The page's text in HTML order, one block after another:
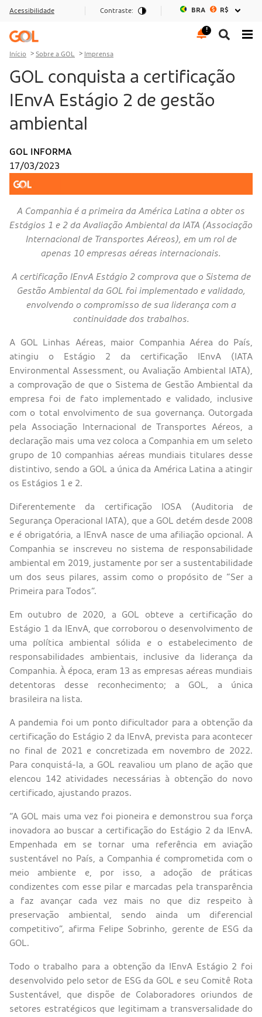
Ir para o menu
Ir para o conteúdo
Ir para o rodapé
Acessibilidade Contraste: BRA R$
Início Sobre a GOL Imprensa
GOL conquista a certificação
IEnvA Estágio 2 de gestão
ambiental
GOL INFORMA
17/03/2023
A Companhia é a primeira da América Latina a obter os
Estágios 1 e 2 da Avaliação Ambiental da IATA (Associação
Internacional de Transportes Aéreos), em um rol de
apenas 10 empresas aéreas internacionais.
A certificação IEnvA Estágio 2 comprova que o Sistema de
Gestão Ambiental da GOL foi implementado e validado,
envolvendo o compromisso de sua liderança com a
continuidade dos trabalhos.
A GOL Linhas Aéreas, maior Companhia Aérea do País,
atingiu o Estágio 2 da certificação IEnvA (IATA
Environmental Assessment, ou Avaliação Ambiental IATA),
a comprovação de que o Sistema de Gestão Ambiental da
empresa foi de fato implementado e validado, inclusive
com o total envolvimento de sua governança. Outorgada
pela Associação Internacional de Transportes Aéreos, a
declaração mais uma vez coloca a Companhia em um seleto
grupo de 10 companhias aéreas mundiais titulares desse
distintivo, sendo a GOL a única da América Latina a atingir
os Estágios 1 e 2.
Diferentemente da certificação IOSA (Auditoria de
Segurança Operacional IATA), que a GOL detém desde 2008
e é obrigatória, a IEnvA nasce de uma afiliação opcional. A
Companhia se inscreveu no sistema de responsabilidade
ambiental em 2019, justamente por ser a sustentabilidade
um dos seus pilares, assim como o propósito de “Ser a
Primeira para Todos”.
Em outubro de 2020, a GOL obteve a certificação do
Estágio 1 da IEnvA, que corroborou o desenvolvimento de
uma política ambiental sólida e o estabelecimento de
responsabilidades ambientais, inclusive da liderança da
Companhia. À época, eram 13 as empresas aéreas mundiais
detentoras desse reconhecimento; a GOL, a única
brasileira na lista.
A pandemia foi um ponto dificultador para a obtenção da
certificação do Estágio 2 da IEnvA, prevista para acontecer
no final de 2021 e concretizada em novembro de 2022.
Para conquistá-la, a GOL reavaliou um plano de ação que
elencou 142 atividades necessárias à obtenção do novo
certificado, ajustando prazos.
“A GOL mais uma vez foi pioneira e demonstrou sua força
inovadora ao buscar a certificação do Estágio 2 da IEnvA.
Empenhada em se tornar uma referência em aviação
sustentável no País, a Companhia é comprometida com o
meio ambiente e, por isso, a adoção de práticas
condizentes com esse pilar e marcadas pela transparência
a faz avançar cada vez mais no que diz respeito à
preservação ambiental, sendo ainda um diferencial
competitivo”, afirma Felipe Sobrinho, gerente de ESG da
GOL.
Todo o trabalho para a obtenção da IEnvA Estágio 2 foi
desenvolvido pelo setor de ESG da GOL e seu Comitê Rota
Sustentável, que dispõe de Colaboradores oriundos de
setores estratégicos que legitimam a transversalidade do